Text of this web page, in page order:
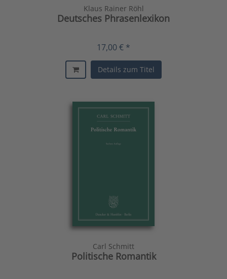
Klaus Rainer Röhl
Deutsches Phrasenlexikon
17,00 € *
Details zum Titel
Carl Schmitt
Politische Romantik